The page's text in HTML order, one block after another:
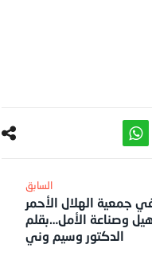
جمعية الهلال الأحمر
وصناعة الأمل…بقلم
الدكتور وسيم وني